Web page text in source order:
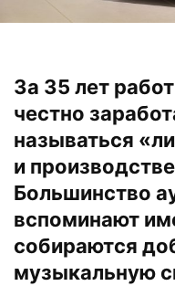
За 35 лет
честно
называться
и
Большинство
вспоминают
собираются
музыкальную